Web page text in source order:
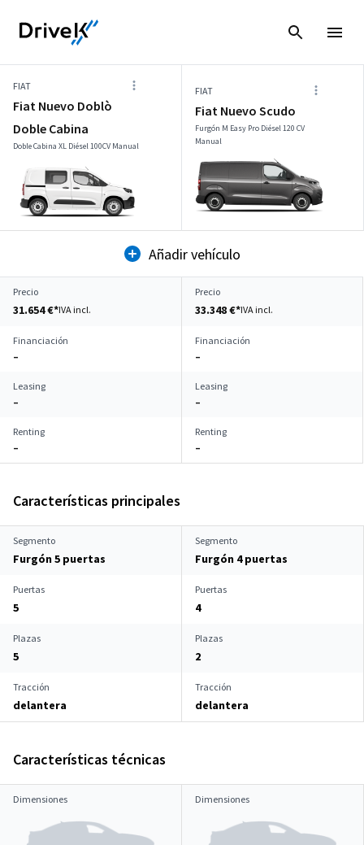
FIAT
Fiat Nuevo Doblò
Doble Cabina
Doble Cabina XL Diésel 100CV Manual
FIAT
Fiat Nuevo Scudo
Furgón M Easy Pro Diésel 120 CV
Manual
Añadir vehículo
Precio
31.654 €*IVA incl.
Precio
33.348 €*IVA incl.
Financiación
–
Financiación
–
Leasing
–
Leasing
–
Renting
–
Renting
–
Características principales
Segmento
Furgón 5 puertas
Segmento
Furgón 4 puertas
Puertas
5
Puertas
4
Plazas
5
Plazas
2
Tracción
delantera
Tracción
delantera
Características técnicas
Dimensiones Dimensiones